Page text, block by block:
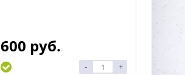
600 руб.
- +